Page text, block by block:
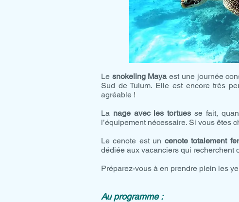
Le snokeling Mayaest une journée
Sud de Tulum. Elle est encore très
agréable !
La nage avec les tortues se fait,
l’équipement nécessaire. Si vous êtes
Le cenote est un cenote totalement
dédiée aux vacanciers qui recherchent
Préparez-vous à en prendre plein les
Au programme :